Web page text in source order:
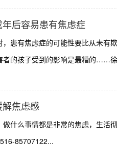
后容易患有焦虑症
患有焦虑症的可能性要比从未有
者的孩子受到的影响是最糟的……
焦虑感
什么事情都是非常的焦虑，生活
85707122...